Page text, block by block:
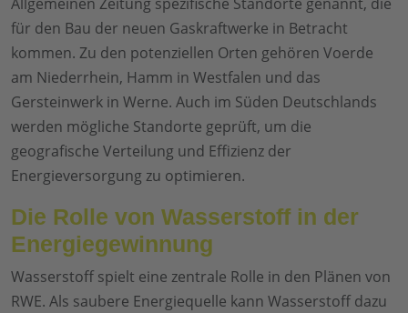
für den Bau der neuen Gaskraftwerke in Betracht
kommen. Zu den potenziellen Orten gehören Voerde
am Niederrhein, Hamm in Westfalen und das
Gersteinwerk in Werne. Auch im Süden Deutschlands
werden mögliche Standorte geprüft, um die
geografische Verteilung und Effizienz der
Energieversorgung zu optimieren.
Die Rolle von Wasserstoff in der
Energiegewinnung
Wasserstoff spielt eine zentrale Rolle in den Plänen von
RWE. Als saubere Energiequelle kann Wasserstoff dazu